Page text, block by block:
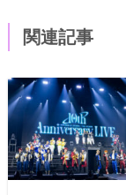
関連記事